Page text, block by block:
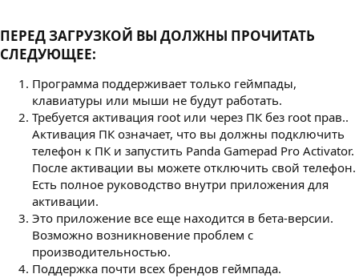
ПЕРЕД ЗАГРУЗКОЙ ВЫ ДОЛЖНЫ ПРОЧИТАТЬ
СЛЕДУЮЩЕЕ:​
Программа поддерживает только геймпады,
клавиатуры или мыши не будут работать.
Требуется активация root или через ПК без root прав..
Активация ПК означает, что вы должны подключить
телефон к ПК и запустить Panda Gamepad Pro Activator.
После активации вы можете отключить свой телефон.
Есть полное руководство внутри приложения для
активации.
Это приложение все еще находится в бета-версии.
Возможно возникновение проблем с
производительностью.
Поддержка почти всех брендов геймпада.